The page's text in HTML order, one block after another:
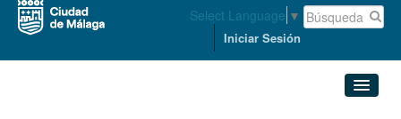
Select Language ▼
Iniciar Sesión